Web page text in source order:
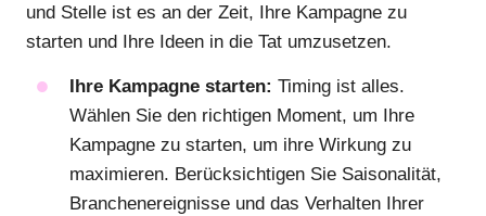
und Stelle ist es an der Zeit, Ihre Kampagne zu
starten und Ihre Ideen in die Tat umzusetzen.
Ihre Kampagne starten: Timing ist alles.
Wählen Sie den richtigen Moment, um Ihre
Kampagne zu starten, um ihre Wirkung zu
maximieren. Berücksichtigen Sie Saisonalität,
Branchenereignisse und das Verhalten Ihrer